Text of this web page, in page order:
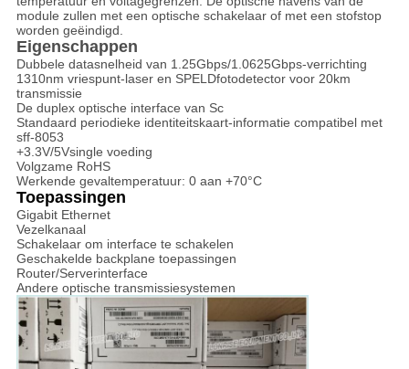
module zullen met een optische schakelaar of met een stofstop
worden geëindigd.
Eigenschappen
Dubbele datasnelheid van 1.25Gbps/1.0625Gbps-verrichting
1310nm vriespunt-laser en SPELDfotodetector voor 20km
transmissie
De duplex optische interface van Sc
Standaard periodieke identiteitskaart-informatie compatibel met
sff-8053
+3.3V/5Vsingle voeding
Volgzame RoHS
Werkende gevaltemperatuur: 0 aan +70°C
Toepassingen
Gigabit Ethernet
Vezelkanaal
Schakelaar om interface te schakelen
Geschakelde backplane toepassingen
Router/Serverinterface
Andere optische transmissiesystemen